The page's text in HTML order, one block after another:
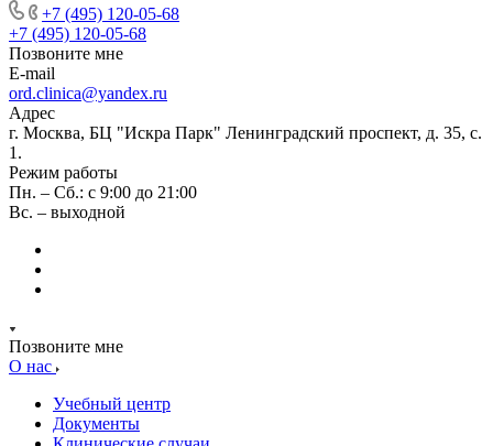
+7 (495) 120-05-68
+7 (495) 120-05-68
Позвоните мне
E-mail
ord.clinica@yandex.ru
Адрес
г. Москва, БЦ "Искра Парк" Ленинградский проспект, д. 35, с.
1.
Режим работы
Пн. – Сб.: с 9:00 до 21:00
Вс. – выходной
Позвоните мне
О нас
Учебный центр
Документы